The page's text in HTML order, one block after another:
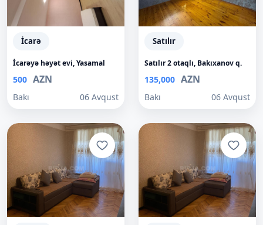
İcarə
İcarəyə həyət evi, Yasamal
500 AZN
Bakı 06 Avqust
Satılır
Satılır 2 otaqlı, Bakıxanov q.
135,000 AZN
Bakı 06 Avqust